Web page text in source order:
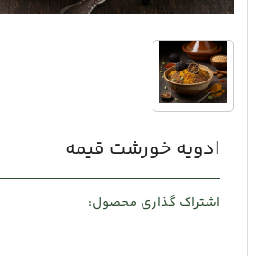
ادویه خورشت قیمه
اشتراک گذاری محصول: